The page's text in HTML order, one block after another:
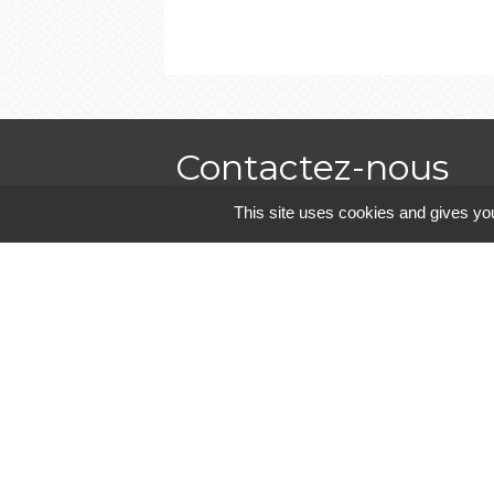
Contactez-nous
Commune de Landivisiau
19 rue Georges Clemenceau
This site uses cookies and gives